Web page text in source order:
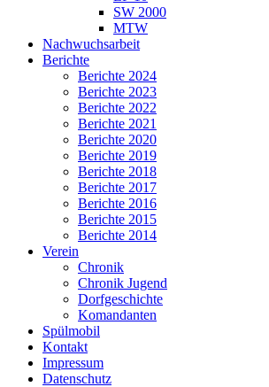
SW 2000
MTW
Nachwuchsarbeit
Berichte
Berichte 2024
Berichte 2023
Berichte 2022
Berichte 2021
Berichte 2020
Berichte 2019
Berichte 2018
Berichte 2017
Berichte 2016
Berichte 2015
Berichte 2014
Verein
Chronik
Chronik Jugend
Dorfgeschichte
Komandanten
Spülmobil
Kontakt
Impressum
Datenschutz